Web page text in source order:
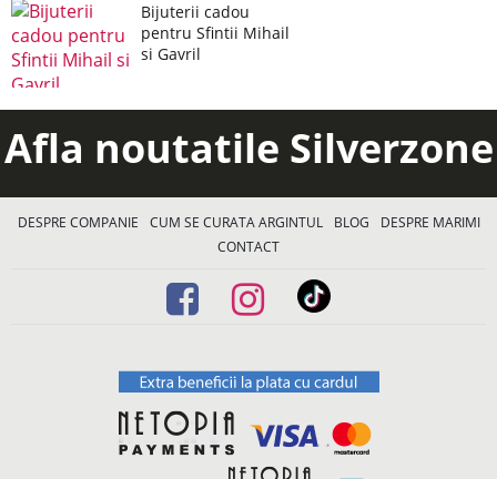
Bijuterii cadou
pentru Sfintii Mihail
si Gavril
Afla noutatile Silverzone
DESPRE COMPANIE CUM SE CURATA ARGINTUL BLOG
DESPRE MARIMI
CONTACT